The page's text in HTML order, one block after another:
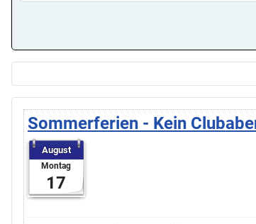
Sommerferien - Kein
August
Montag
17